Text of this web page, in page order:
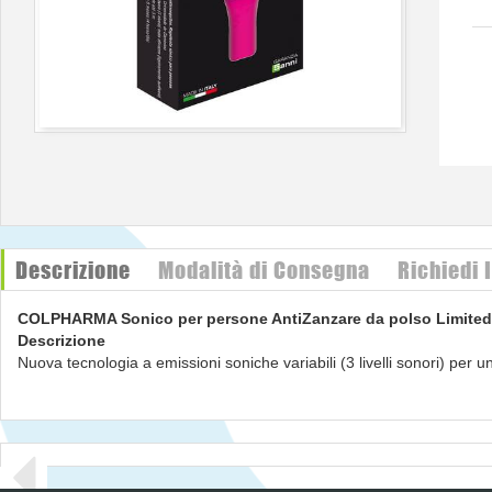
Descrizione Modalità di Consegna Richiedi
COLPHARMA Sonico per persone AntiZanzare da polso
Descrizione
Nuova tecnologia a emissioni soniche variabili (3 livelli sonori) per
Senza prodotti chimici e odori.
Indossabile con cinturino ipoallergenico o clip.